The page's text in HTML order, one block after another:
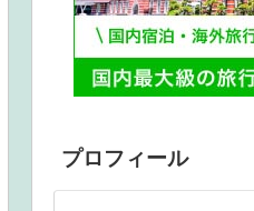
プロフィール